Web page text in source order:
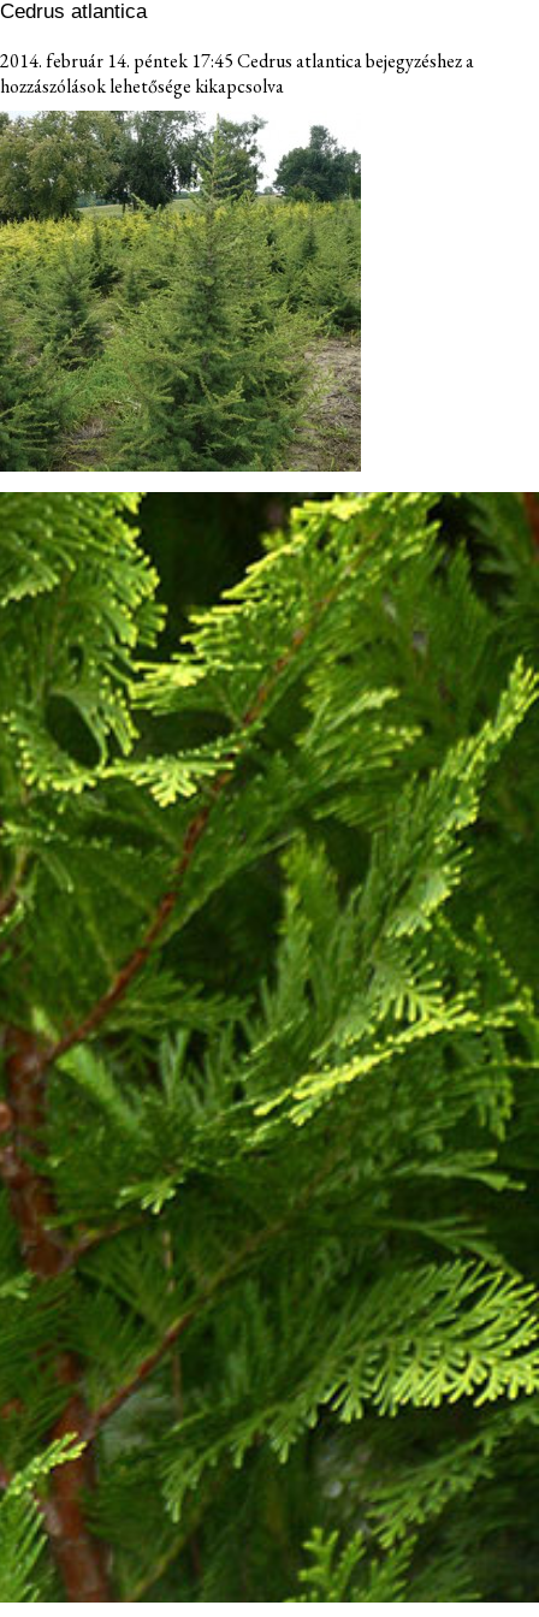
Cedrus atlantica
2014. február 14. péntek 17:45Cedrus atlantica bejegyzésheza
hozzászólások lehetősége kikapcsolva
TÖLÖSKERT
NÖVÉNYEINK
ELÉRHETŐSÉG
FIATAL GAZDA
ÜGYFÉLKAPU